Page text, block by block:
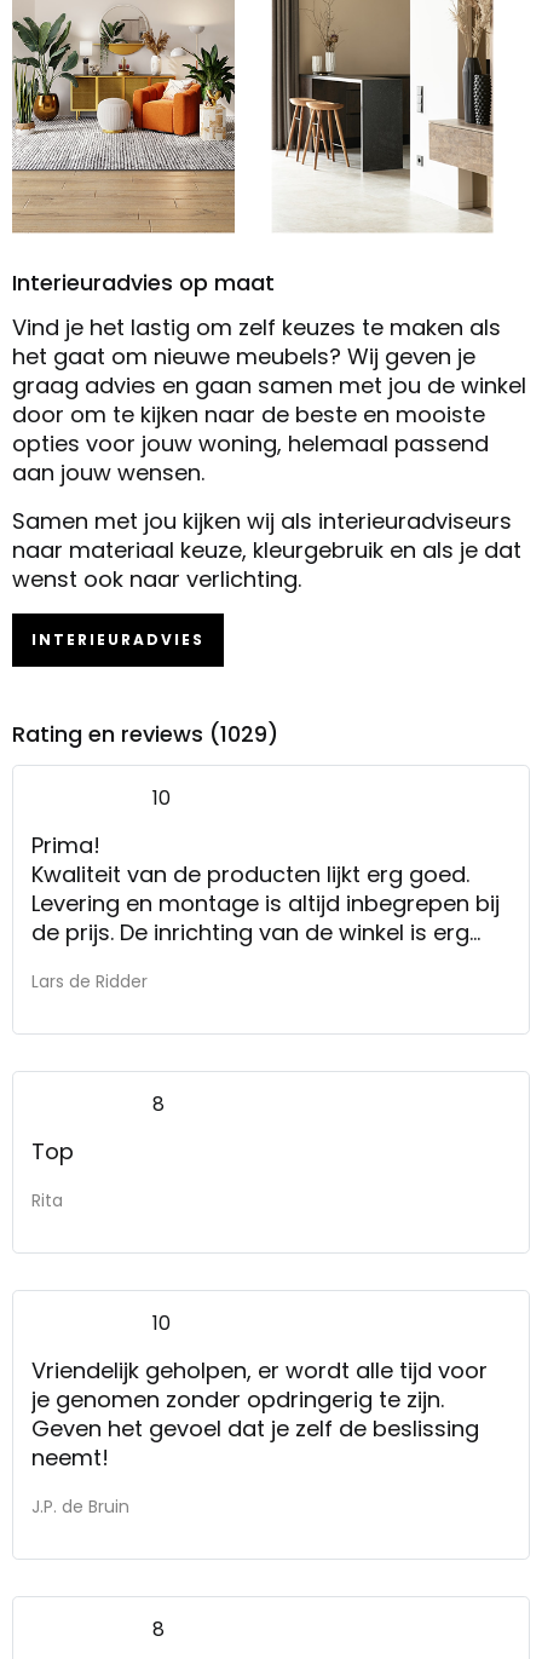
Interieuradvies op maat
Vind je het lastig om zelf keuzes te maken als
het gaat om nieuwe meubels? Wij geven je
graag advies en gaan samen met jou de winkel
door om te kijken naar de beste en mooiste
opties voor jouw woning, helemaal passend
aan jouw wensen.
Samen met jou kijken wij als interieuradviseurs
naar materiaal keuze, kleurgebruik en als je dat
wenst ook naar verlichting.
INTERIEURADVIES
Rating en reviews (1029)
10
Prima!
Kwaliteit van de producten lijkt erg goed.
Levering en montage is altijd inbegrepen bij
de prijs. De inrichting van de winkel is erg
meubels bij elkaar passen, dankzij het
Lars de Ridder
8
Top
Rita
10
Vriendelijk geholpen, er wordt alle tijd voor
je genomen zonder opdringerig te zijn.
Geven het gevoel dat je zelf de beslissing
neemt!
J.P. de Bruin
8